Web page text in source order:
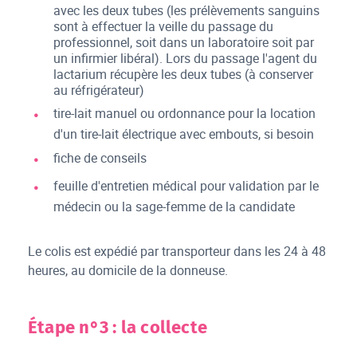
avec les deux tubes (les prélèvements sanguins
sont à effectuer la veille du passage du
professionnel, soit dans un laboratoire soit par
un infirmier libéral). Lors du passage l'agent du
lactarium récupère les deux tubes (à conserver
au réfrigérateur)
tire-lait manuel ou ordonnance pour la location
d'un tire-lait électrique avec embouts, si besoin
fiche de conseils
feuille d'entretien médical pour validation par le
médecin ou la sage-femme de la candidate
Le colis est expédié par transporteur dans les 24 à 48
heures, au domicile de la donneuse.
Étape n°3 : la collecte